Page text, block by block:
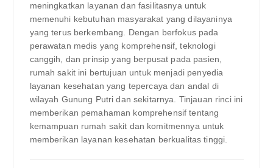
meningkatkan layanan dan fasilitasnya untuk
memenuhi kebutuhan masyarakat yang dilayaninya
yang terus berkembang. Dengan berfokus pada
perawatan medis yang komprehensif, teknologi
canggih, dan prinsip yang berpusat pada pasien,
rumah sakit ini bertujuan untuk menjadi penyedia
layanan kesehatan yang tepercaya dan andal di
wilayah Gunung Putri dan sekitarnya. Tinjauan rinci ini
memberikan pemahaman komprehensif tentang
kemampuan rumah sakit dan komitmennya untuk
memberikan layanan kesehatan berkualitas tinggi.